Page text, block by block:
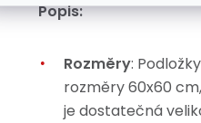
Popis:
Rozměry:
rozměry 60x60
je dostatečná